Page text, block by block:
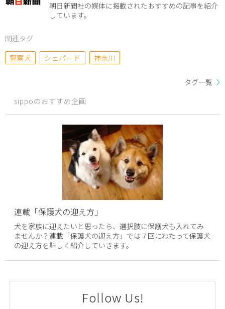
朝日新聞社の媒体に掲載されたおすすめの記事を紹介
しています。
関連タグ
警察犬
シェパード 神奈川
タグ一覧
sippoのおすすめ企画
連載「保護犬の迎え方」
犬を家族に迎えたいと思ったら、選択肢に保護犬も入れてみ
ませんか？連載「保護犬の迎え方」では７回にわたって保護犬
の迎え方を詳しく紹介していきます。
Follow Us!